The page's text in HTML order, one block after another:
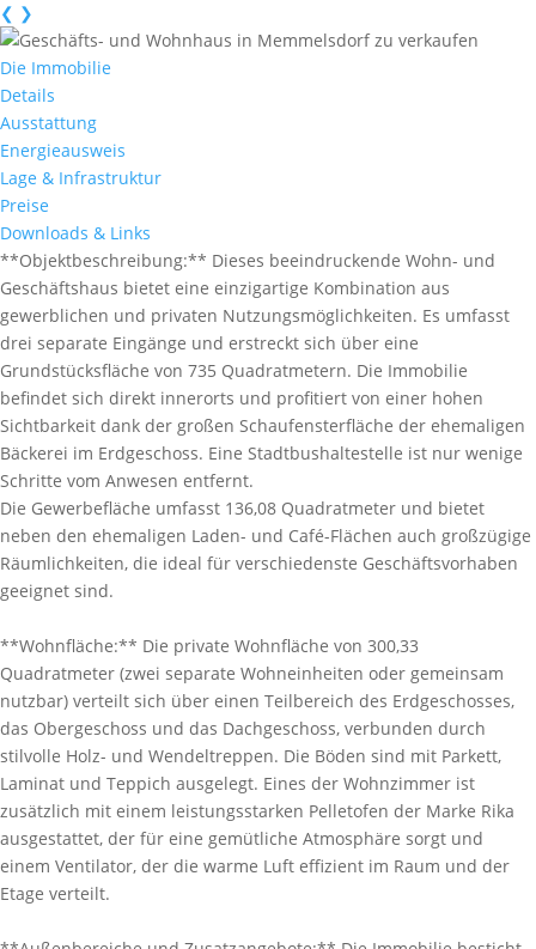
❮ ❯
Die Immobilie
Details
Ausstattung
Energieausweis
Lage & Infrastruktur
Preise
Downloads & Links
**Objektbeschreibung:** Dieses beeindruckende Wohn- und
Geschäftshaus bietet eine einzigartige Kombination aus
gewerblichen und privaten Nutzungsmöglichkeiten. Es umfasst
drei separate Eingänge und erstreckt sich über eine
Grundstücksfläche von 735 Quadratmetern. Die Immobilie
befindet sich direkt innerorts und profitiert von einer hohen
Sichtbarkeit dank der großen Schaufensterfläche der ehemaligen
Bäckerei im Erdgeschoss. Eine Stadtbushaltestelle ist nur wenige
Schritte vom Anwesen entfernt.
Die Gewerbefläche umfasst 136,08 Quadratmeter und bietet
neben den ehemaligen Laden- und Café-Flächen auch großzügige
Räumlichkeiten, die ideal für verschiedenste Geschäftsvorhaben
geeignet sind.
**Wohnfläche:** Die private Wohnfläche von 300,33
Quadratmeter (zwei separate Wohneinheiten oder gemeinsam
nutzbar) verteilt sich über einen Teilbereich des Erdgeschosses,
das Obergeschoss und das Dachgeschoss, verbunden durch
stilvolle Holz- und Wendeltreppen. Die Böden sind mit Parkett,
Laminat und Teppich ausgelegt. Eines der Wohnzimmer ist
zusätzlich mit einem leistungsstarken Pelletofen der Marke Rika
ausgestattet, der für eine gemütliche Atmosphäre sorgt und
einem Ventilator, der die warme Luft effizient im Raum und der
Etage verteilt.